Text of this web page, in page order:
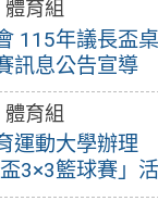
體育組
115年議長盃
訊息公告宣導
體育組
運動大學辦理
3×3籃球賽」